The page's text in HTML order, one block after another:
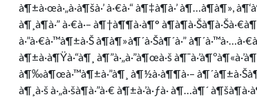
à¶±à·œà·„à·à¶šà·’ à·€à·“ à¶‡à¶­à·’ à¶…à¶­à¶»,
à¶¸à¶­à·” à·€à·– à¶†à¶¶à·à¶°
à·”à·€à·™à¶±à·Š à¶­à¶»à¶´à·Šà¶´à·”
à¶±à·à¶Ÿà·“à¶¸ à¶”à·„à·”à¶œà·š
à¶‰à¶œà·™à¶±à·”à¶¸ à¶½à·à¶¶à·–
à¶¸à·š à·„à·šà¶­à·”à·€ à¶±à·’à·ƒà· à¶…à¶´